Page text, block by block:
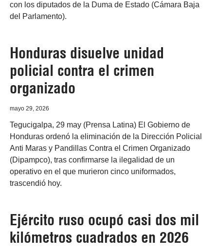
con los diputados de la Duma de Estado (Cámara Baja
del Parlamento).
Honduras disuelve unidad
policial contra el crimen
organizado
mayo 29, 2026
Tegucigalpa, 29 may (Prensa Latina) El Gobierno de
Honduras ordenó la eliminación de la Dirección Policial
Anti Maras y Pandillas Contra el Crimen Organizado
(Dipampco), tras confirmarse la ilegalidad de un
operativo en el que murieron cinco uniformados,
trascendió hoy.
Ejército ruso ocupó casi dos mil
kilómetros cuadrados en 2026